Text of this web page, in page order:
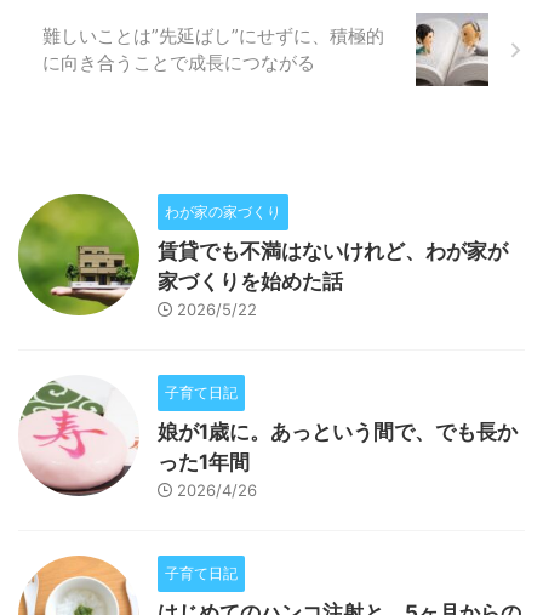
難しいことは”先延ばし”にせずに、積極的
に向き合うことで成長につながる
わが家の家づくり
賃貸でも不満はないけれど、わが家が
家づくりを始めた話
2026/5/22
子育て日記
娘が1歳に。あっという間で、でも長か
った1年間
2026/4/26
子育て日記